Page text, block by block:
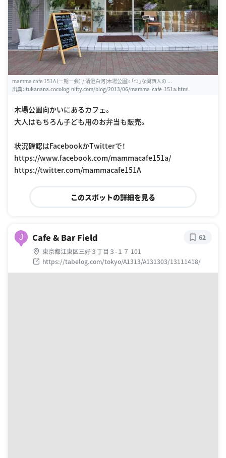
mamma cafe 151A（一期一会） / 清澄白河(木場公園): 「つ」な関西人の ...
出典： tukanana.cocolog-nifty.com/blog/2013/06/mamma-cafe-151a.html
木場公園向かいにあるカフェ。
大人はもちろん子ども用のお弁当も販売。
状況確認はFacebookかTwitterで！
https://www.facebook.com/mammacafe151a/
https://twitter.com/mammacafe151A
このスポットの詳細を見る
J Cafe & Bar Field
東京都江東区三好３丁目３-１７ 101
https://tabelog.com/tokyo/A1313/A131303/13111418/
62